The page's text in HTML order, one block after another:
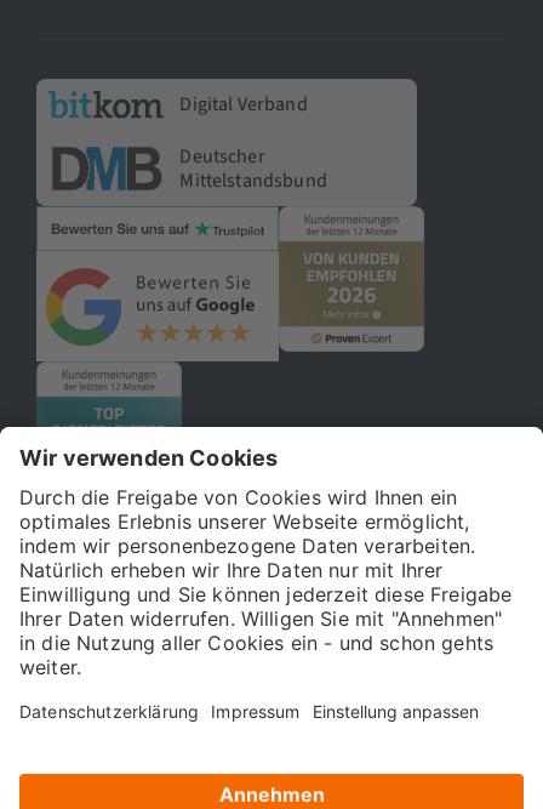
Digital Verband
Deutscher
Mittelstandsbund
© 2026 121WATT GmbH
Über uns
Allgemeine Geschäftsbedingungen